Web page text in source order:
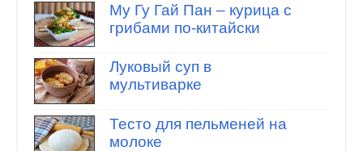
Му Гу Гай Пан – курица с
грибами по-китайски
Луковый суп в
мультиварке
Тесто для пельменей на
молоке